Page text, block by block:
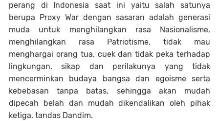
perang di Indonesia saat ini yaitu salah satunya
berupa Proxy War dengan sasaran adalah generasi
muda untuk menghilangkan rasa Nasionalisme,
menghilangkan rasa Patriotisme, tidak mau
menghargai orang tua, cuek dan tidak peka terhadap
lingkungan, sikap dan perilakunya yang tidak
mencerminkan budaya bangsa dan egoisme serta
kebebasan tanpa batas, sehingga akan mudah
dipecah belah dan mudah dikendalikan oleh pihak
ketiga, tandas Dandim.